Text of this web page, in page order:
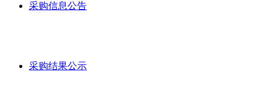
采购信息公告
采购结果公示